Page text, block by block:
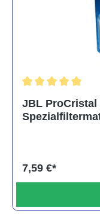
JBL ProCristal
7,59 €*